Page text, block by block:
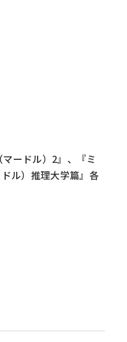
ードル）2』、『ミ
ル）推理大学篇』各